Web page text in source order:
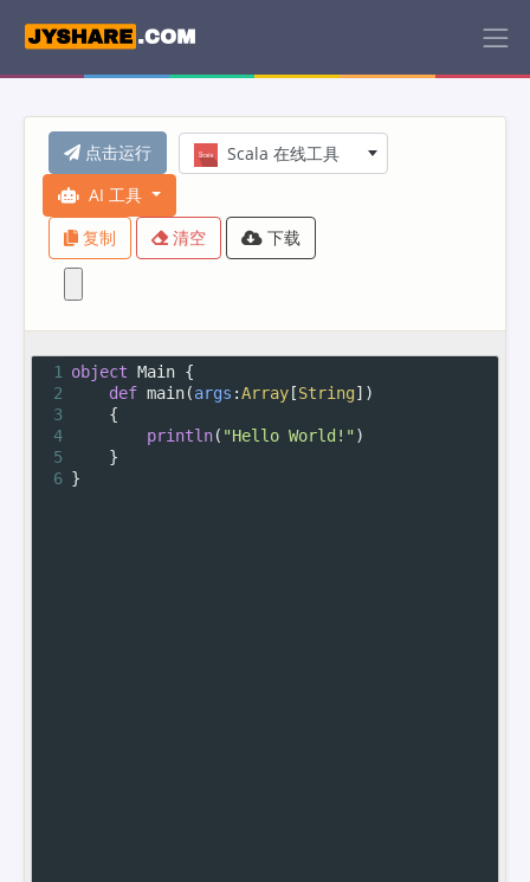
点击运行
Scala 在线工具
AI 工具
复制
清空 下载
1 object Main {
2
def main(args :Array [String])
3
    {
4
println( "Hello World!" )
5
    }
6 }